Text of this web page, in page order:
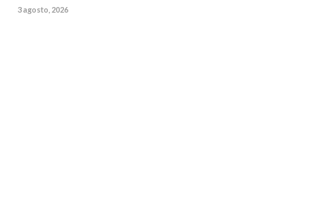
3 agosto, 2026